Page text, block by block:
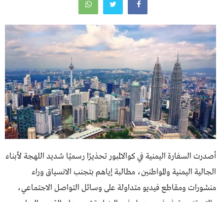
أصدرت السفارة اليمنية في كوالالمبور تحذيرًا رسميًا شديد اللهجة لأبناء
الجالية اليمنية والمواطنين، مطالبة إياهم بتجنب الانسياق وراء
منشورات ومقاطع فيديو متداولة على وسائل التواصل الاجتماعي،